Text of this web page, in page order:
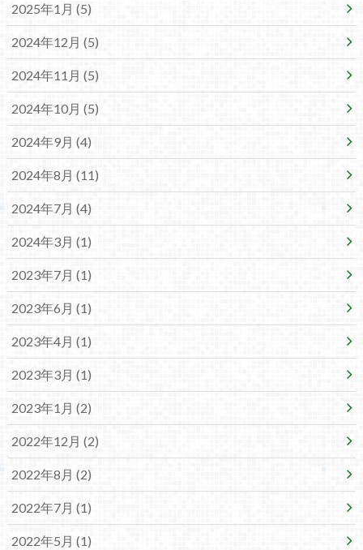
2025年1月 (5)
2024年12月 (5)
2024年11月 (5)
2024年10月 (5)
2024年9月 (4)
2024年8月 (11)
2024年7月 (4)
2024年3月 (1)
2023年7月 (1)
2023年6月 (1)
2023年4月 (1)
2023年3月 (1)
2023年1月 (2)
2022年12月 (2)
2022年8月 (2)
2022年7月 (1)
2022年5月 (1)